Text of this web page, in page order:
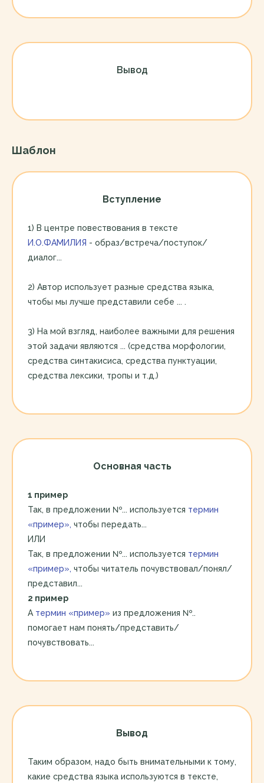
Вывод
Шаблон
Вступление
1) В центре повествования в тексте
И.О.ФАМИЛИЯ - образ/встреча/поступок/
диалог...
2) Автор использует разные средства языка,
чтобы мы лучше представили себе ... .
3) На мой взгляд, наиболее важными для решения
этой задачи являются ... (средства морфологии,
средства синтакисиса, средства пунктуации,
средства лексики, тропы и т.д.)
Основная часть
1 пример
Так, в предложении №... используется термин
«пример», чтобы передать...
ИЛИ
Так, в предложении №... используется термин
«пример», чтобы читатель почувствовал/понял/
представил...
2 пример
А термин «пример» из предложения №..
помогает нам понять/представить/
почувствовать...
Вывод
Таким образом, надо быть внимательными к тому,
какие средства языка используются в тексте,